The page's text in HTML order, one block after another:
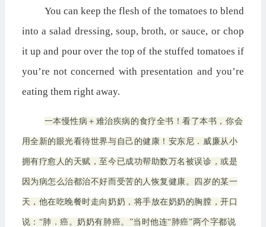
You can keep the flesh of the tomatoes to blend
into a salad dressing, soup, broth, or sauce, or chop
it up and pour over the top of the stuffed tomatoes if
you’re not concerned with presentation and you’re
eating them right away.
一本慢性病＋难治疾病的食疗全书！看了本书，你会
用全新的眼光看待世界与自己的健康！安东尼．威廉从小
拥有疗愈人的天赋，至今已成功帮助数万名被误诊，或是
因为病怎么治都治不好而受苦的人恢复健康。四岁的某一
天，他在吃晚餐时走向奶奶，将手放在奶奶的胸膛，开口
说：“肺．癌。奶奶有肺癌。”当时他连“肺癌”两个字都说